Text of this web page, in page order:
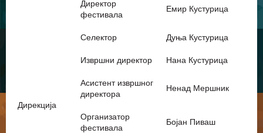
Дирекција
Директор
фестивала
Eмир Кустурица
Селектор Дуња Кустурица
Извршни директор Нана Кустурица
Асистент извршног
директора
Ненад Мершник
Организатор
фестивала
Бојан Пиваш